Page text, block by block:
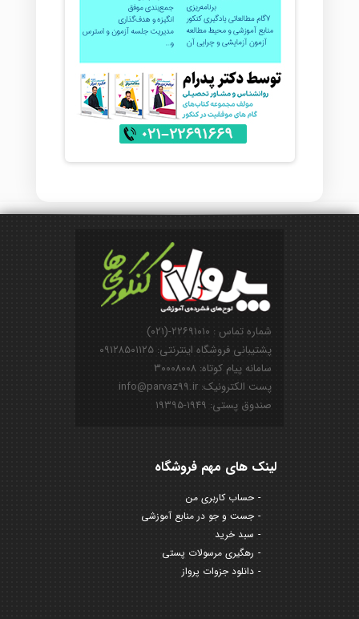
شماره تماس : ۲۲۶۹۱۰۱۰-(۰۲۱)
پشتیبانی فروشگاه اینترنتی: ۰۹۱۲۸۵۰۱۱۲۵
سامانه پیام کوتاه: ۳۰۰۰۸۰۰۸
پست الکترونیک: info@parvaz99.ir
صندوق پستی: ۱۹۴۹-۱۹۳۹۵
لینک های مهم فروشگاه
حساب کاربری من
جست و جو در منابع آموزشی
سبد خرید
رهگیری مرسولات پستی
دانلود جزوات پرواز